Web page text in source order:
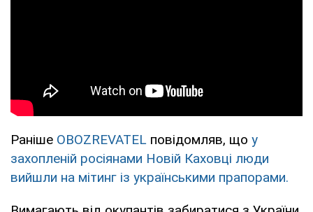
Раніше OBOZREVATEL повідомляв, що у
захопленій росіянами Новій Каховці люди
вийшли на мітинг із українськими прапорами.